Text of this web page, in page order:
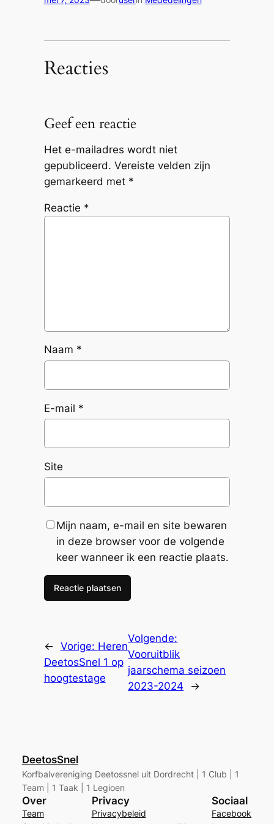
Reacties
Geef een reactie
Het e-mailadres wordt niet
gepubliceerd. Vereiste velden zijn
gemarkeerd met *
Reactie *
Naam *
E-mail *
Site
Mijn naam, e-mail en site bewaren
in deze browser voor de volgende
keer wanneer ik een reactie plaats.
← Vorige: Heren
DeetosSnel 1 op
hoogtestage
Volgende:
Vooruitblik
jaarschema seizoen
2023-2024
→
DeetosSnel
Korfbalvereniging Deetossnel uit Dordrecht | 1 Club | 1
Team | 1 Taak | 1 Legioen
Over
Team
Privacy
Privacybeleid
Sociaal
Facebook